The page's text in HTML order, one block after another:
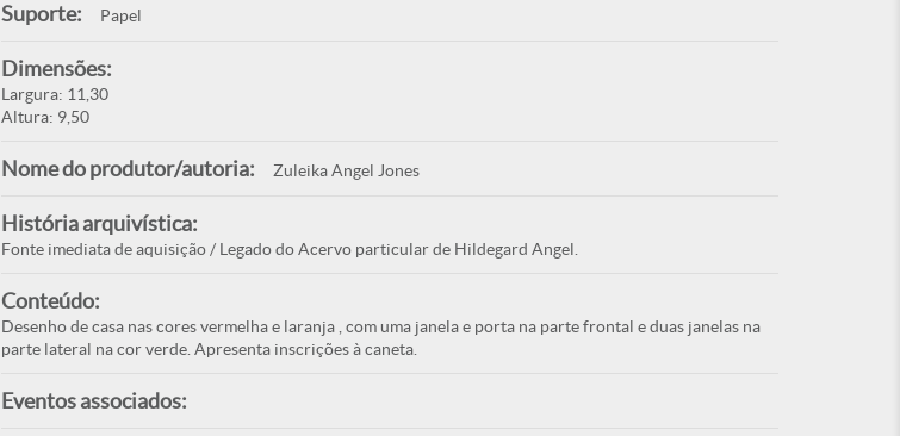
Suporte: Papel
Dimensões:
Largura: 11,30
Altura: 9,50
Nome do produtor/autoria: Zuleika Angel Jones
História arquivística:
Fonte imediata de aquisição / Legado do Acervo particular de Hildegard Angel.
Conteúdo:
Desenho de casa nas cores vermelha e laranja , com uma janela e porta na parte frontal e duas janelas na
parte lateral na cor verde. Apresenta inscrições à caneta.
Eventos associados: